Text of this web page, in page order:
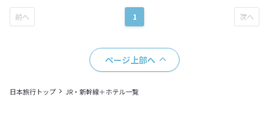
1
ページ上部へ
日本旅行トップ JR・新幹線＋ホテル一覧